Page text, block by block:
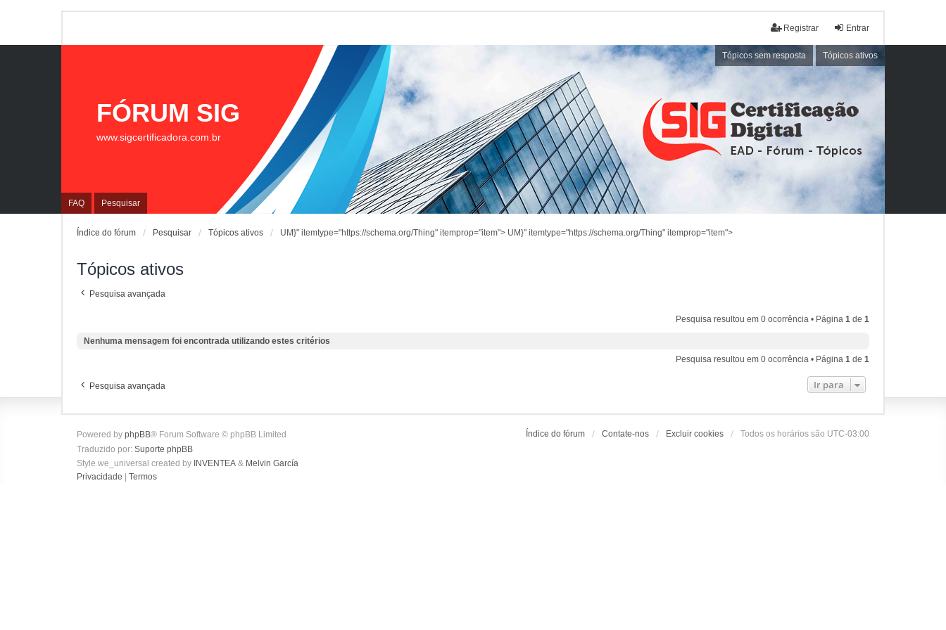
Entrar
Registrar
Tópicos sem resposta Tópicos ativos
FAQ Pesquisar
FÓRUM SIG
www.sigcertificadora.com.br
Índice do fórum Pesquisar UM}" itemtype="https://schema.org/Thing" itemprop="item">
Tópicos ativos UM}" itemtype="https://schema.org/Thing" itemprop="item">
Tópicos ativos
Pesquisa avançada
Pesquisa resultou em 0 ocorrência • Página 1 de 1
Nenhuma mensagem foi encontrada utilizando estes critérios
Pesquisa resultou em 0 ocorrência • Página 1 de 1
Pesquisa avançada Ir para
Índice do fórum Contate-nos Excluir cookies Todos os horários são UTC-03:00
Powered by phpBB® Forum Software © phpBB Limited
Traduzido por: Suporte phpBB
Style we_universal created by INVENTEA & Melvin García
Privacidade
Termos